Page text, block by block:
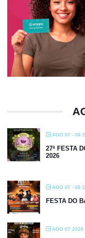
AGO 07 - 09
27ª FESTA
2026
AGO 07 - 08
FESTA DO
AGO 07 2026